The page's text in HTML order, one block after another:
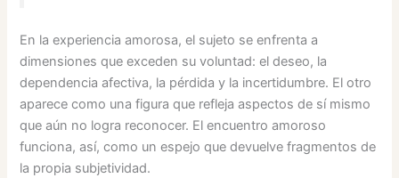
En la experiencia amorosa, el sujeto se enfrenta a
dimensiones que exceden su voluntad: el deseo, la
dependencia afectiva, la pérdida y la incertidumbre. El otro
aparece como una figura que refleja aspectos de sí mismo
que aún no logra reconocer. El encuentro amoroso
funciona, así, como un espejo que devuelve fragmentos de
la propia subjetividad.